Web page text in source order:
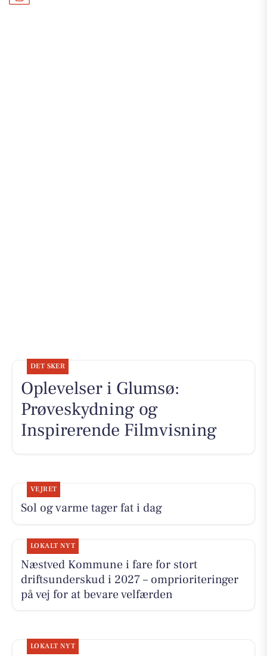
DET SKER
Oplevelser i Glumsø:
Prøveskydning og
Inspirerende Filmvisning
VEJRET
Sol og varme tager fat i dag
LOKALT NYT
Næstved Kommune i fare for stort
driftsunderskud i 2027 – omprioriteringer
på vej for at bevare velfærden
LOKALT NYT